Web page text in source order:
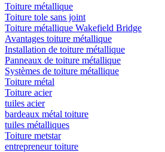
Toiture métallique
Toiture tole sans joint
Toiture métallique Wakefield Bridge
Avantages toiture métallique
Installation de toiture métallique
Panneaux de toiture métallique
Systèmes de toiture métallique
Toiture métal
Toiture acier
tuiles acier
bardeaux métal toiture
tuiles métalliques
Toiture metstar
entrepreneur toiture